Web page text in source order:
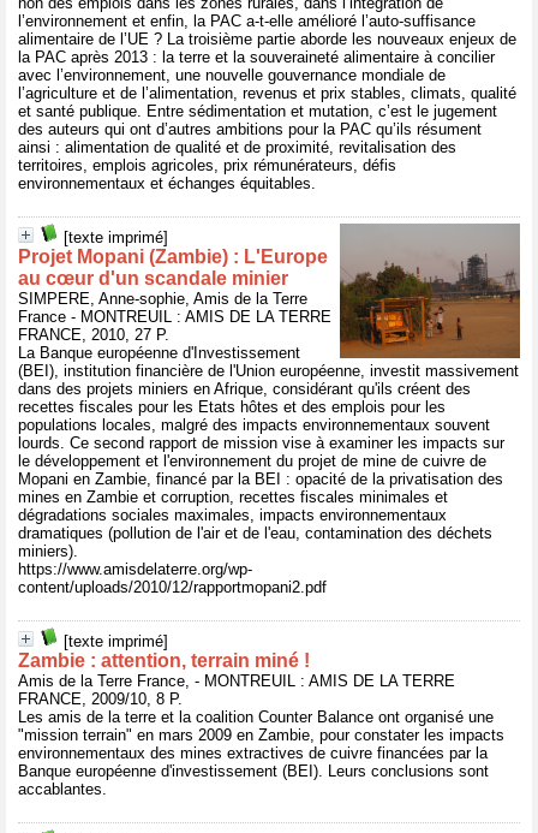
l’environnement et enfin, la PAC a-t-elle amélioré l’auto-suffisance
alimentaire de l’UE ? La troisième partie aborde les nouveaux enjeux de
la PAC après 2013 : la terre et la souveraineté alimentaire à concilier
avec l’environnement, une nouvelle gouvernance mondiale de
l’agriculture et de l’alimentation, revenus et prix stables, climats, qualité
et santé publique. Entre sédimentation et mutation, c’est le jugement
des auteurs qui ont d’autres ambitions pour la PAC qu’ils résument
ainsi : alimentation de qualité et de proximité, revitalisation des
territoires, emplois agricoles, prix rémunérateurs, défis
environnementaux et échanges équitables.
[texte imprimé]
Projet Mopani (Zambie) : L'Europe
au cœur d'un scandale minier
SIMPERE, Anne-sophie, Amis de la Terre
France - MONTREUIL : AMIS DE LA TERRE
FRANCE, 2010, 27 P.
La Banque européenne d'Investissement
(BEI), institution financière de l'Union européenne, investit massivement
dans des projets miniers en Afrique, considérant qu'ils créent des
recettes fiscales pour les Etats hôtes et des emplois pour les
populations locales, malgré des impacts environnementaux souvent
lourds. Ce second rapport de mission vise à examiner les impacts sur
le développement et l'environnement du projet de mine de cuivre de
Mopani en Zambie, financé par la BEI : opacité de la privatisation des
mines en Zambie et corruption, recettes fiscales minimales et
dégradations sociales maximales, impacts environnementaux
dramatiques (pollution de l'air et de l'eau, contamination des déchets
miniers).
https://www.amisdelaterre.org/wp-
content/uploads/2010/12/rapportmopani2.pdf
[texte imprimé]
Zambie : attention, terrain miné !
Amis de la Terre France, - MONTREUIL : AMIS DE LA TERRE
FRANCE, 2009/10, 8 P.
Les amis de la terre et la coalition Counter Balance ont organisé une
"mission terrain" en mars 2009 en Zambie, pour constater les impacts
environnementaux des mines extractives de cuivre financées par la
Banque européenne d'investissement (BEI). Leurs conclusions sont
accablantes.